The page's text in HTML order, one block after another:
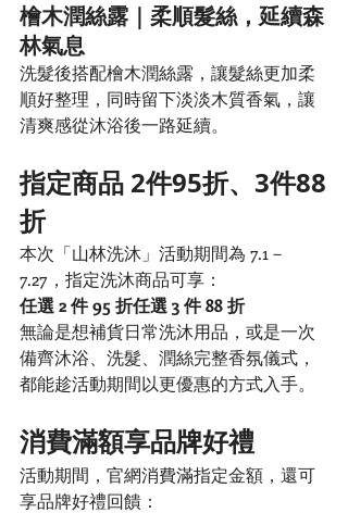
檜木潤絲露｜柔順髮絲，延續森
林氣息
洗髮後搭配檜木潤絲露，讓髮絲更加柔
順好整理，同時留下淡淡木質香氣，讓
清爽感從沐浴後一路延續。
指定商品 2件95折、3件88
折
本次「山林洗沐」活動期間為 7.1－
7.27，指定洗沐商品可享：
任選 2 件 95 折任選 3 件 88 折
無論是想補貨日常洗沐用品，或是一次
備齊沐浴、洗髮、潤絲完整香氛儀式，
都能趁活動期間以更優惠的方式入手。
消費滿額享品牌好禮
活動期間，官網消費滿指定金額，還可
享品牌好禮回饋：